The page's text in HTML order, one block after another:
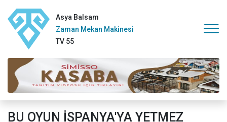
Asya Balsam
Zaman Mekan Makinesi
TV 55
BU OYUN İSPANYA'YA YETMEZ